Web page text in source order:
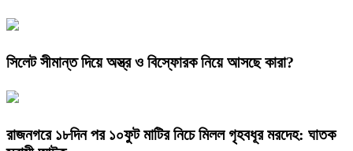
সিলেট সীমান্ত দিয়ে অস্ত্র ও বিস্ফোরক নিয়ে আসছে কারা?
রাজনগরে ১৮দিন পর ১০ফুট মাটির নিচে মিলল গৃহবধূর মরদেহ: ঘাতক